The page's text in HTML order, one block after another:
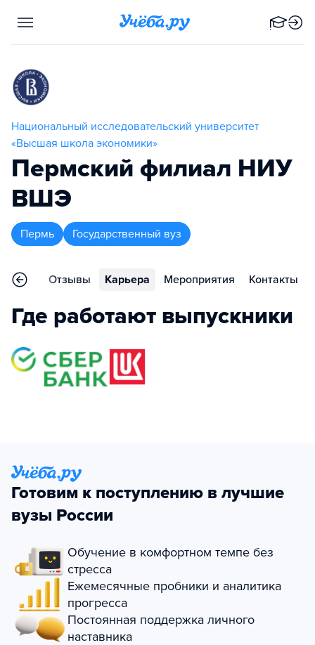
Национальный исследовательский университет
«Высшая школа экономики»
Пермский филиал НИУ
ВШЭ
Пермь Государственный вуз
Отзывы Карьера Мероприятия Контакты
Где работают выпускники
Готовим к поступлению в лучшие
вузы России
Обучение в комфортном темпе без
стресса
Ежемесячные пробники и аналитика
прогресса
Постоянная поддержка личного
наставника